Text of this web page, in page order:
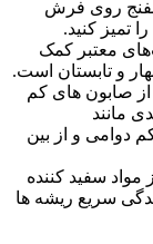
روی فرش
تمیز کنید.
معتبر کمک
و تابستان است.
صابون های کم
مانند
دوامی و از بین
سفید کننده
سریع ریشه ها